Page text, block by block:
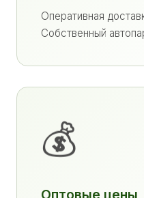
Оперативная
Собственный
💰
Оптовые цены